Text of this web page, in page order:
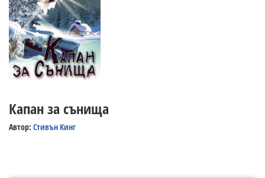
Капан за сънища
Автор: Стивън Кинг